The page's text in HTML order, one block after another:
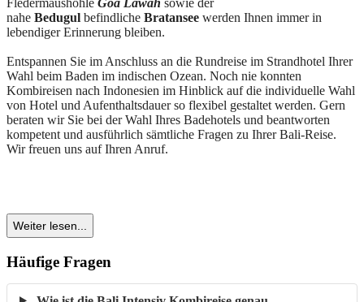
nahe Bedugul befindliche Bratansee werden Ihnen immer in
lebendiger Erinnerung bleiben.
Entspannen Sie im Anschluss an die Rundreise im Strandhotel Ihrer
Wahl beim Baden im indischen Ozean. Noch nie konnten
Kombireisen nach Indonesien im Hinblick auf die individuelle Wahl
von Hotel und Aufenthaltsdauer so flexibel gestaltet werden. Gern
beraten wir Sie bei der Wahl Ihres Badehotels und beantworten
kompetent und ausführlich sämtliche Fragen zu Ihrer Bali-Reise.
Wir freuen uns auf Ihren Anruf.
Häufige Fragen